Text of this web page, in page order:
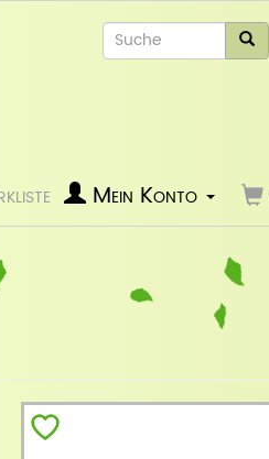
Mein Konto